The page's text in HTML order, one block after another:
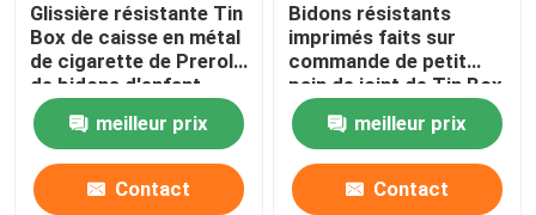
Glissière résistante Tin
Box de caisse en métal
de cigarette de Preroll
de bidons d'enfant
réutilisable
meilleur prix
Contact
Bidons résistants
imprimés faits sur
commande de petit
pain de joint de Tin Box
For Edible d'enfant pré
meilleur prix
Contact